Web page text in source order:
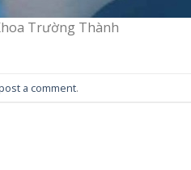
Trường Thành
a comment.